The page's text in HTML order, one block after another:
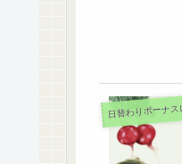
日替わりボーナ